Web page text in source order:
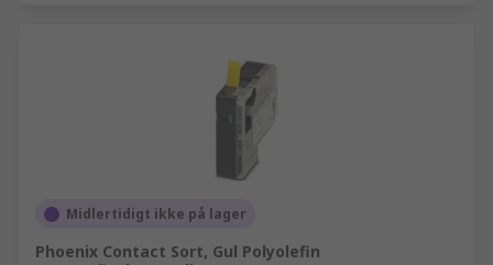
Midlertidigt ikke på lager
Phoenix Contact Sort, Gul Polyolefin